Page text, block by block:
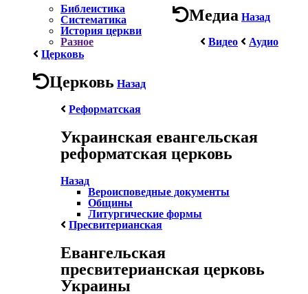
Библеистика
Систематика
История церкви
Разное
Медиа Назад
Видео
Аудио
Церковь
Церковь Назад
Реформатская
Украинская евангельская
реформатская церковь
Назад
Вероисповедные документы
Общины
Литургические формы
Пресвитерианская
Евангельская
пресвитерианская церковь
Украины